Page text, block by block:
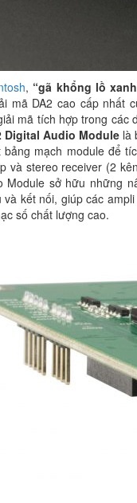
, “gã khổng lồ
mã DA2 cao cấp nhất
mã tích hợp trong các
Digital Audio Module là
mạch module để
và stereo receiver (2
Module sở hữu những
kết nối, giúp các
số chất lượng cao.